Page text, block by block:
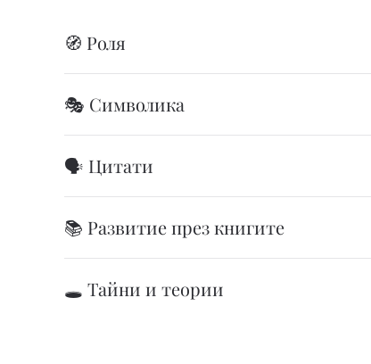
🧭 Роля
🎭 Символика
🗣️ Цитати
📚 Развитие през книгите
🕳️ Тайни и теории